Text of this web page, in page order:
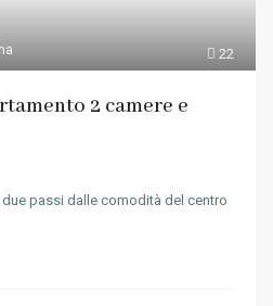
22
2 camere e
passi dalle comodità del centro